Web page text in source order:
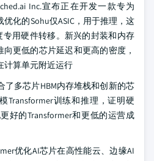
Inc.宣布正在开发一款专为
优化的Sohu仅ASIC，用于推理，这
用硬件转移。新兴的封装和内存
更低的芯片延迟和更高的密度，
计算单元附近运行
了多芯片HBM内存堆栈和创新的芯
Transformer训练和推理，证明硬
好的Transformer和更低的运营成
优化AI芯片在高性能云、边缘AI